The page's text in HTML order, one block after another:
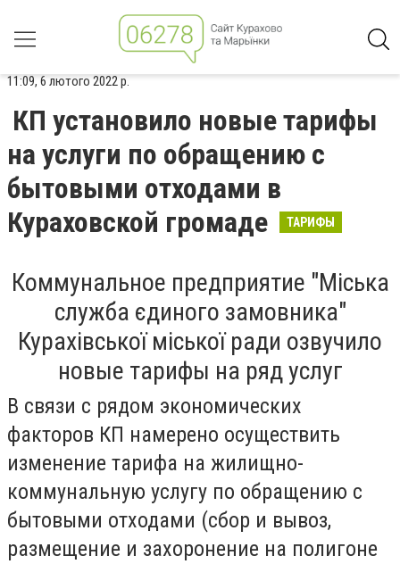
11:09, 6 лютого 2022 р.
КП установило новые тарифы
на услуги по обращению с
бытовыми отходами в
Кураховской громаде
ТАРИФЫ
Коммунальное предприятие "Міська
служба єдиного замовника"
Курахівської міської ради озвучило
новые тарифы на ряд услуг
В связи с рядом экономических
факторов КП намерено осуществить
изменение тарифа на жилищно-
коммунальную услугу по обращению с
бытовыми отходами (сбор и вывоз,
размещение и захоронение на полигоне